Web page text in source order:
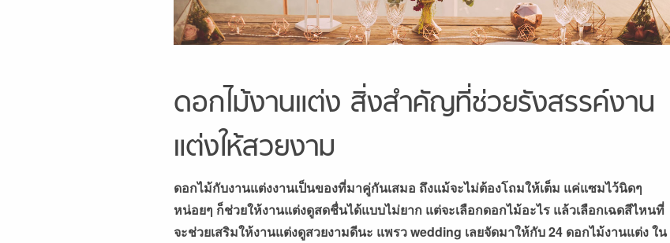
ดอกไม้งานแต่ง สิ่งสำคัญที่ช่วยรังสรรค์งาน
แต่งให้สวยงาม
ดอกไม้กับงานแต่งงานเป็นของที่มาคู่กันเสมอ ถึงแม้จะไม่ต้องโถมให้เต็ม แค่แซมไว้นิดๆ
หน่อยๆ ก็ช่วยให้งานแต่งดูสดชื่นได้แบบไม่ยาก แต่จะเลือกดอกไม้อะไร แล้วเลือกเฉดสีไหนที่
จะช่วยเสริมให้งานแต่งดูสวยงามดีนะ แพรว wedding เลยจัดมาให้กับ 24 ดอกไม้งานแต่ง ใน